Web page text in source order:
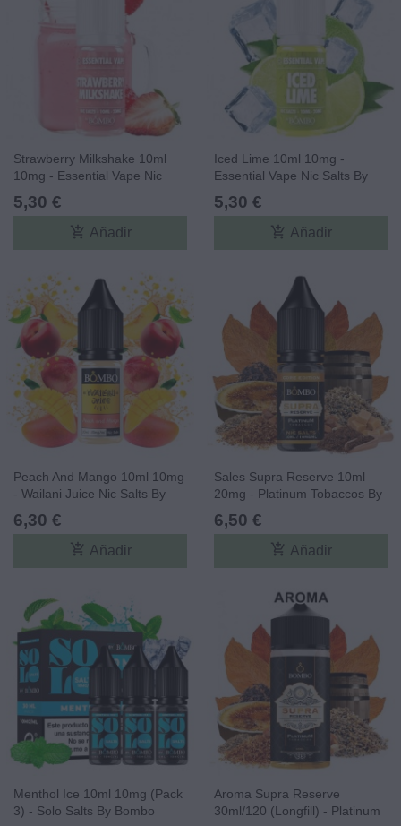
Strawberry Milkshake 10ml
10mg - Essential Vape Nic
Salts By Bombo
5,30 €
add_shopping_cart Añadir
Iced Lime 10ml 10mg -
Essential Vape Nic Salts By
Bombo
5,30 €
add_shopping_cart Añadir
Peach And Mango 10ml 10mg
- Wailani Juice Nic Salts By
6,30 €
add_shopping_cart Añadir
Sales Supra Reserve 10ml
20mg - Platinum Tobaccos By
6,50 €
add_shopping_cart Añadir
Menthol Ice 10ml 10mg (Pack
3) - Solo Salts By Bombo
Aroma Supra Reserve
30ml/120 (Longfill) - Platinum